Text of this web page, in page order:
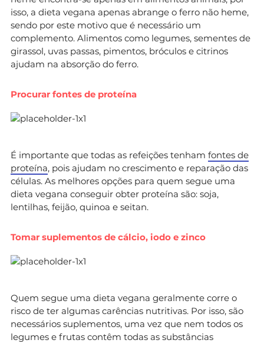
isso, a dieta vegana apenas abrange o ferro não heme,
sendo por este motivo que é necessário um
complemento. Alimentos como legumes, sementes de
girassol, uvas passas, pimentos, bróculos e citrinos
ajudam na absorção do ferro.
Procurar fontes de proteína
É importante que todas as refeições tenham fontes de
proteína, pois ajudam no crescimento e reparação das
células. As melhores opções para quem segue uma
dieta vegana conseguir obter proteína são: soja,
lentilhas, feijão, quinoa e seitan.
Tomar suplementos de cálcio, iodo e zinco
Quem segue uma dieta vegana geralmente corre o
risco de ter algumas carências nutritivas. Por isso, são
necessários suplementos, uma vez que nem todos os
legumes e frutas contêm todas as substâncias